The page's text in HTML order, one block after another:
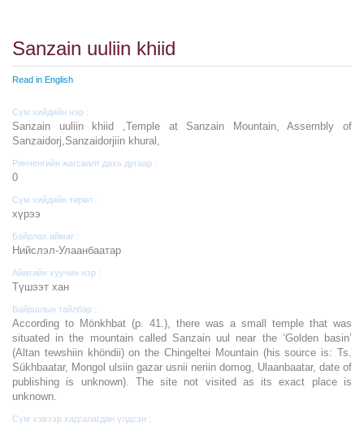
Sanzain uuliin khiid
Read in English
Сүм хийдийн нэр :
Sanzain uuliin khiid ,Temple at Sanzain Mountain, Assembly of
Sanzaidorj,Sanzaidorjiin khural,
Ринченгийн жагсаалт дахь дугаар :
0
Сүм хийдийн төрөл :
хүрээ
Байрлах аймаг :
Нийслэл-Улаанбаатар
Аймгийн хуучин нэр :
Түшээт хан
Байршлын тайлбар :
According to Mönkhbat (p. 41.), there was a small temple that was
situated in the mountain called Sanzain uul near the ‘Golden basin’
(Altan tewshiin khöndii) on the Chingeltei Mountain (his source is: Ts.
Sükhbaatar, Mongol ulsiin gazar usnii neriin domog, Ulaanbaatar, date of
publishing is unknown). The site not visited as its exact place is
unknown.
Сүм хэвээр хадгалагдан үлдсэн :